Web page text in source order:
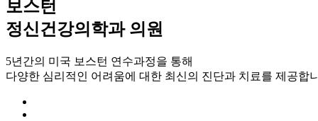
보스턴
정신건강의학과 의원
5년간의 미국 보스턴 연수과정을 통해
다양한 심리적인 어려움에 대한 최신의 진단과 치료를 제공합